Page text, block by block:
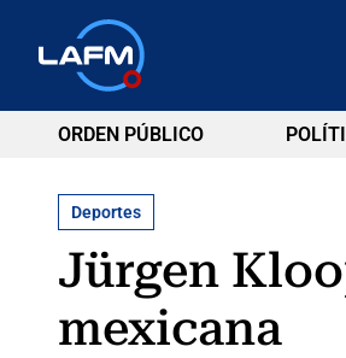
ORDEN PÚBLICO
Deportes
Jürgen
mexicana